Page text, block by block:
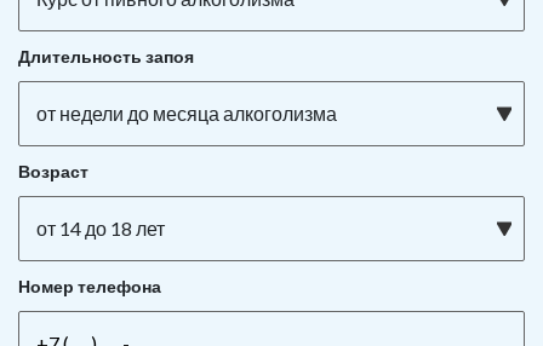
Длительность запоя
от недели до месяца алкоголизма
Возраст
от 14 до 18 лет
Номер телефона